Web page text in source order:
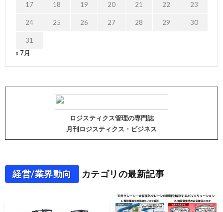
17 18 19 20 21 22 23
24 25 26 27 28 29 30
31
« 7月
ロジスティクス管理の専門誌
月刊ロジスティクス・ビジネス
経営/業界動向 カテゴリの最新記事